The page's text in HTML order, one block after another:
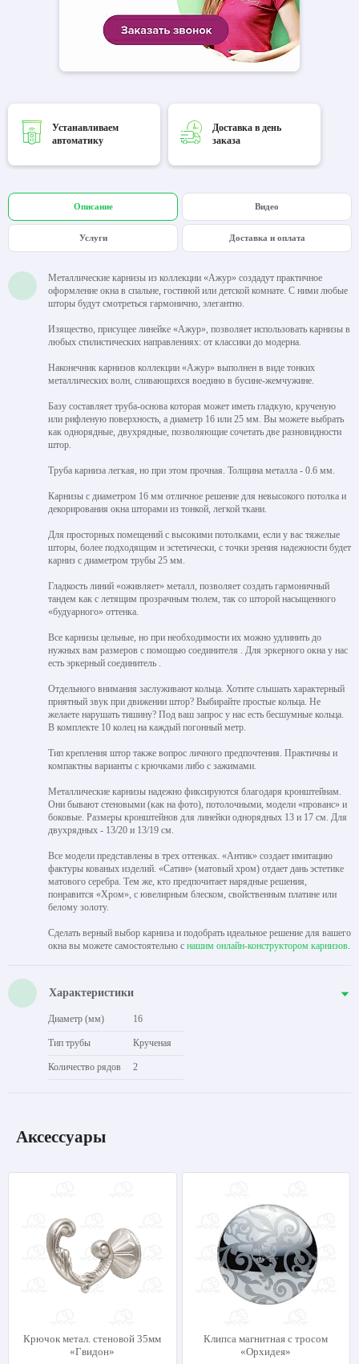
Устанавливаем
автоматику
Доставка в день
заказа
Описание Видео
Услуги Доставка и оплата
Металлические карнизы из коллекции «Ажур» создадут практичное
оформление окна в спальне, гостиной или детской комнате. С ними любые
шторы будут смотреться гармонично, элегантно.
Изящество, присущее линейке «Ажур», позволяет использовать карнизы в
любых стилистических направлениях: от классики до модерна.
Наконечник карнизов коллекции «Ажур» выполнен в виде тонких
металлических волн, сливающихся воедино в бусине-жемчужине.
Базу составляет труба-основа которая может иметь гладкую, крученую
или рифленую поверхность, а диаметр 16 или 25 мм. Вы можете выбрать
как однорядные, двухрядные, позволяющие сочетать две разновидности
штор.
Труба карниза легкая, но при этом прочная. Толщина металла - 0.6 мм.
Карнизы с диаметром 16 мм отличное решение для невысокого потолка и
декорирования окна шторами из тонкой, легкой ткани.
Для просторных помещений с высокими потолками, если у вас тяжелые
шторы, более подходящим и эстетически, с точки зрения надежности будет
карниз с диаметром трубы 25 мм.
Гладкость линий «оживляет» металл, позволяет создать гармоничный
тандем как с летящим прозрачным тюлем, так со шторой насыщенного
«будуарного» оттенка.
Все карнизы цельные, но при необходимости их можно удлинить до
нужных вам размеров с помощью соединителя . Для эркерного окна у нас
есть эркерный соединитель .
Отдельного внимания заслуживают кольца. Хотите слышать характерный
приятный звук при движении штор? Выбирайте простые кольца. Не
желаете нарушать тишину? Под ваш запрос у нас есть бесшумные кольца.
В комплекте 10 колец на каждый погонный метр.
Тип крепления штор также вопрос личного предпочтения. Практичны и
компактны варианты с крючками либо с зажимами.
Металлические карнизы надежно фиксируются благодаря кронштейнам.
Они бывают стеновыми (как на фото), потолочными, модели «прованс» и
боковые. Размеры кронштейнов для линейки однорядных 13 и 17 см. Для
двухрядных - 13/20 и 13/19 см.
Все модели представлены в трех оттенках. «Антик» создает имитацию
фактуры кованых изделий. «Сатин» (матовый хром) отдает дань эстетике
матового серебра. Тем же, кто предпочитает нарядные решения,
понравится «Хром», с ювелирным блеском, свойственным платине или
белому золоту.
Сделать верный выбор карниза и подобрать идеальное решение для вашего
окна вы можете самостоятельно с нашим онлайн-конструктором карнизов.
Характеристики
Диаметр (мм) 16
Тип трубы Крученая
Количество рядов 2
Аксессуары
Крючок метал. стеновой 35мм
«Гвидон»
Клипса магнитная с тросом
«Орхидея»